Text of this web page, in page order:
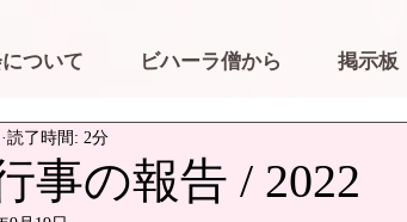
ついて ビハーラ僧から 掲示板
事の報告 / 2022
読了時間: 2分